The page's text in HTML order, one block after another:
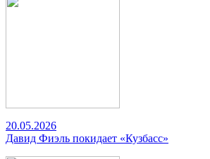
20.05.2026
Давид Фиэль покидает «Кузбасс»